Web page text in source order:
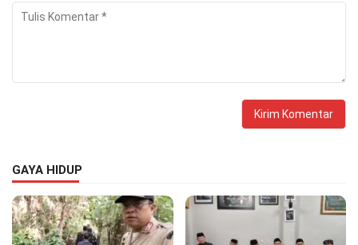
GAYA HIDUP